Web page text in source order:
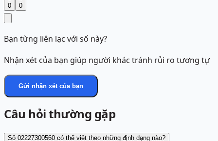
0 0
Bạn từng liên lạc với số này?
Nhận xét của bạn giúp người khác tránh rủi ro tương tự
Gửi nhận xét của bạn
Câu hỏi thường gặp
Số 02227300560 có thể viết theo những định dạng nào?